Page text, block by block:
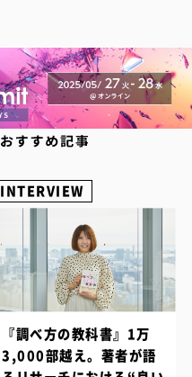
INTERVIEW
『調べ方の教科書』1万
3,000部越え。著者が語